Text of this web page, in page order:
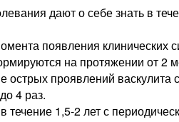
дают о себе знать в
появления клинических
на протяжении от 2
проявлений васкулита
4 раз.
1,5-2 лет с